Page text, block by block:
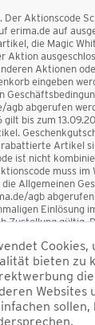
Aktionscode
erima.de auf
die Magic
Aktion
Aktionen
eingeben
agb abgerufen
bis zum
rabattierte Artikel
ist nicht
muss im
Allgemeinen
agb
Einlösung
Zustellung gültig.
vom Rabatt
Aktionen
inkl.
Cookies,
bieten zu
Websites
sollen,